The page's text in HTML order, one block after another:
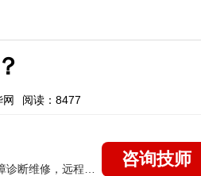
网 阅读：8477
咨询技师